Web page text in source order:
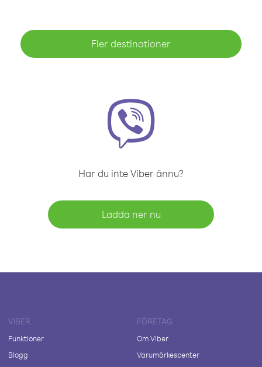
Fler destinationer
Har du inte Viber ännu?
Ladda ner nu
VIBER
Funktioner
Blogg
FÖRETAG
Om Viber
Varumärkescenter